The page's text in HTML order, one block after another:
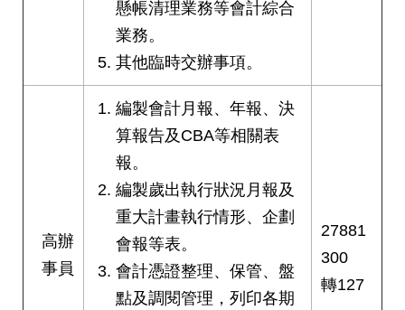
懸帳清理業務等會計綜合
業務。
其他臨時交辦事項。
高辦
事員
編製會計月報、年報、決
算報告及CBA等相關表
報。
編製歲出執行狀況月報及
重大計畫執行情形、企劃
會報等表。
會計憑證整理、保管、盤
點及調閱管理，列印各期
27881
300
轉127